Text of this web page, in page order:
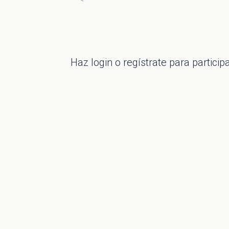
Haz login o regístrate para